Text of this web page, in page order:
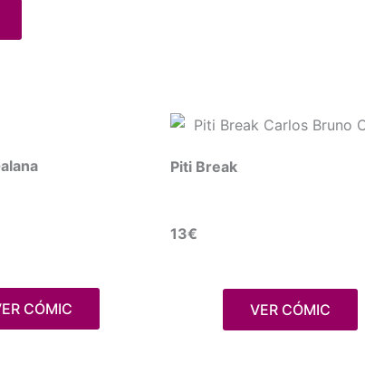
CÓMIC
Piti Break
13€
VER CÓMIC